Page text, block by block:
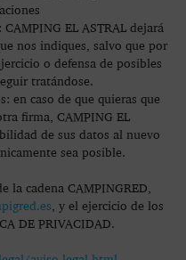
EL ASTRAL dejará
nos indiques, salvo que por
o defensa de posibles
tratándose.
en caso de que quieras que
firma, CAMPING EL
de sus datos al nuevo
sea posible.
la cadena CAMPINGRED,
, y el ejercicio de los
DE PRIVACIDAD.